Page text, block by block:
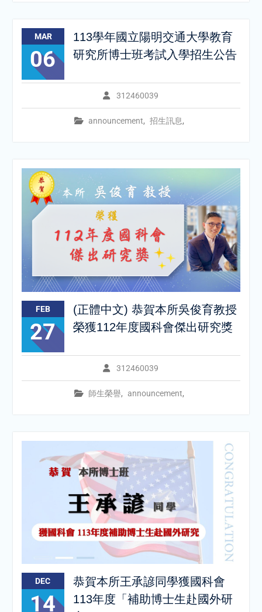
MAR
06
113學年國立陽明交通大學教育
研究所博士班考試入學招生公告
312460039
announcement, 招生訊息,
FEB
27
(正體中文) 恭賀本所吳俊育教授
榮獲112年度國科會傑出研究獎
312460039
師生榮譽, announcement,
DEC
14
恭賀本所王承諺同學獲國科會
113年度「補助博士生赴國外研